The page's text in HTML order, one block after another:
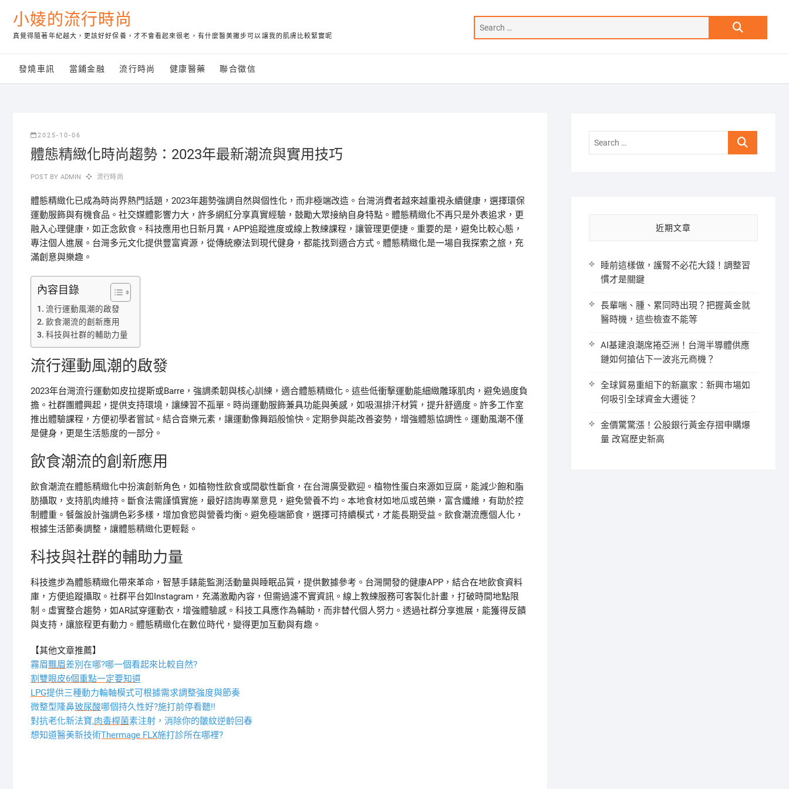
content
小婈的流行時尚
真覺得隨著年紀越大，更該好好保養，才不會看起來很老，有什麼醫美撇步可以讓我的肌膚比較緊實呢
Search
發燒車訊 當鋪金融 流行時尚 健康醫藥 聯合徵信
2025-10-06
體態精緻化時尚趨勢：2023年最新潮流與實用技巧
POST BY ADMIN 流行時尚
體態精緻化已成為時尚界熱門話題，2023年趨勢強調自然與個性化，而非極端改造。台灣消費者越來越重視永續健康，選擇環保
運動服飾與有機食品。社交媒體影響力大，許多網紅分享真實經驗，鼓勵大眾接納自身特點。體態精緻化不再只是外表追求，更
融入心理健康，如正念飲食。科技應用也日新月異，APP追蹤進度或線上教練課程，讓管理更便捷。重要的是，避免比較心態，
專注個人進展。台灣多元文化提供豐富資源，從傳統療法到現代健身，都能找到適合方式。體態精緻化是一場自我探索之旅，充
滿創意與樂趣。
內容目錄
流行運動風潮的啟發
飲食潮流的創新應用
科技與社群的輔助力量
流行運動風潮的啟發
2023年台灣流行運動如皮拉提斯或Barre，強調柔韌與核心訓練，適合體態精緻化。這些低衝擊運動能細緻雕琢肌肉，避免過度負
擔。社群團體興起，提供支持環境，讓練習不孤單。時尚運動服飾兼具功能與美感，如吸濕排汗材質，提升舒適度。許多工作室
推出體驗課程，方便初學者嘗試。結合音樂元素，讓運動像舞蹈般愉快。定期參與能改善姿勢，增強體態協調性。運動風潮不僅
是健身，更是生活態度的一部分。
飲食潮流的創新應用
飲食潮流在體態精緻化中扮演創新角色，如植物性飲食或間歇性斷食，在台灣廣受歡迎。植物性蛋白來源如豆腐，能減少飽和脂
肪攝取，支持肌肉維持。斷食法需謹慎實施，最好諮詢專業意見，避免營養不均。本地食材如地瓜或芭樂，富含纖維，有助於控
制體重。餐盤設計強調色彩多樣，增加食慾與營養均衡。避免極端節食，選擇可持續模式，才能長期受益。飲食潮流應個人化，
根據生活節奏調整，讓體態精緻化更輕鬆。
科技與社群的輔助力量
科技進步為體態精緻化帶來革命，智慧手錶能監測活動量與睡眠品質，提供數據參考。台灣開發的健康APP，結合在地飲食資料
庫，方便追蹤攝取。社群平台如Instagram，充滿激勵內容，但需過濾不實資訊。線上教練服務可客製化計畫，打破時間地點限
制。虛實整合趨勢，如AR試穿運動衣，增強體驗感。科技工具應作為輔助，而非替代個人努力。透過社群分享進展，能獲得反饋
與支持，讓旅程更有動力。體態精緻化在數位時代，變得更加互動與有趣。
【其他文章推薦】
霧眉飄眉差別在哪?哪一個看起來比較自然?
割雙眼皮6個重點一定要知道
LPG提供三種動力輪軸模式可根據需求調整強度與節奏
微整型隆鼻玻尿酸哪個持久性好?施打前停看聽!!
對抗老化新法寶,肉毒桿菌素注射，消除你的皺紋逆齡回春
想知道醫美新技術Thermage FLX施打診所在哪裡?
Search
近期文章
睡前這樣做，護腎不必花大錢！調整習
慣才是關鍵
長輩喘、腫、累同時出現？把握黃金就
醫時機，這些檢查不能等
AI基建浪潮席捲亞洲！台灣半導體供應
鏈如何搶佔下一波兆元商機？
全球貿易重組下的新贏家：新興市場如
何吸引全球資金大遷徙？
金價驚驚漲！公股銀行黃金存摺申購爆
量 改寫歷史新高